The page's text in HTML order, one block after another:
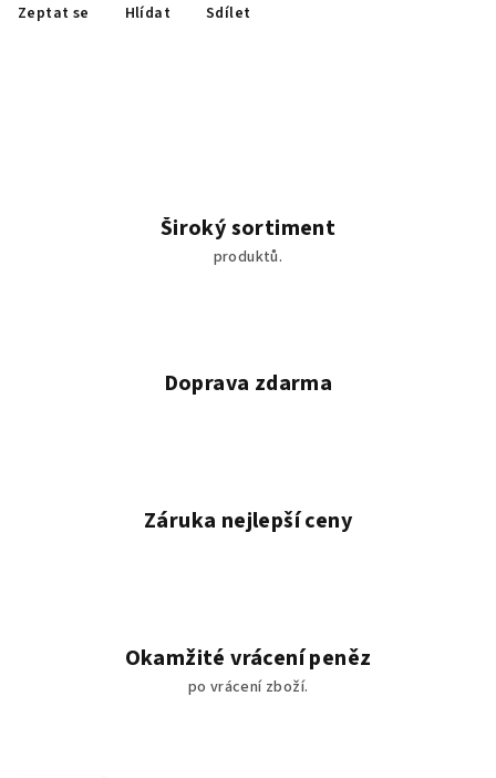
Zeptat se Hlídat Sdílet
Široký sortiment
produktů.
Doprava zdarma
Záruka nejlepší ceny
Okamžité vrácení peněz
po vrácení zboží.